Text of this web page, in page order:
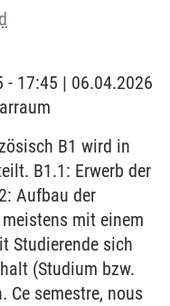
17:45 | 06.04.2026
B1 wird in
B1.1: Erwerb der
Aufbau der
mit einem
Studierende sich
(Studium bzw.
Ce semestre, nous